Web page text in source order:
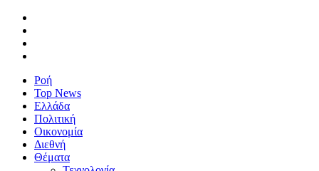
Ροή
Top News
Ελλάδα
Πολιτική
Οικονομία
Διεθνή
Θέματα